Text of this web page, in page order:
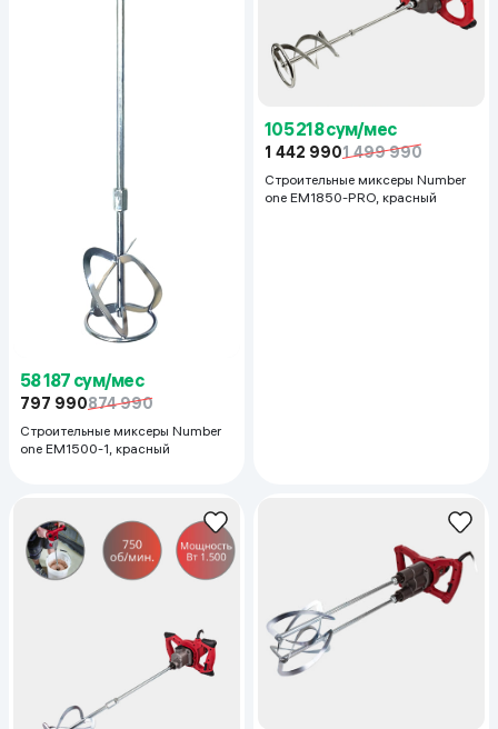
58 187 сум/мес
797 990874 990
Строительные миксеры Number
one EM1500-1, красный
105 218 сум/мес
1 442 9901 499 990
Строительные миксеры Number
one EM1850-PRO, красный